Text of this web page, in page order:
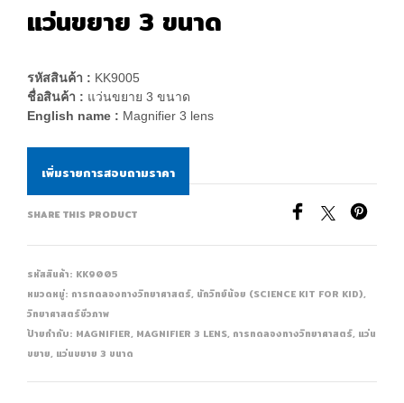
แว่นขยาย 3 ขนาด
รหัสสินค้า : KK9005
ชื่อสินค้า : แว่นขยาย 3 ขนาด
English name : Magnifier 3 lens
เพิ่มรายการสอบถามราคา
SHARE THIS PRODUCT
รหัสสินค้า: KK9005
หมวดหมู่: การทดลองทางวิทยาศาสตร์, นักวิทย์น้อย (SCIENCE KIT FOR KID),
วิทยาศาสตร์ชีวภาพ
ป้ายกำกับ: MAGNIFIER, MAGNIFIER 3 LENS, การทดลองทางวิทยาศาสตร์, แว่น
ขยาย, แว่นขยาย 3 ขนาด